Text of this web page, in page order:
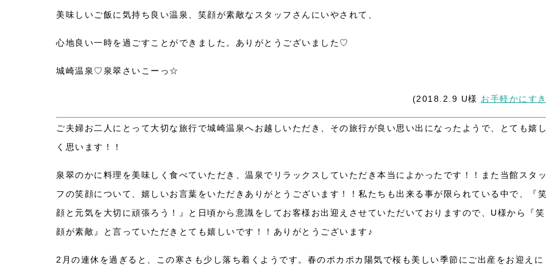
美味しいご飯に気持ち良い温泉、笑顔が素敵なスタッフさんにいやされて、
心地良い一時を過ごすことができました。ありがとうございました♡
城崎温泉♡泉翠さいこーっ☆
(2018.2.9 U様 お手軽かにすき
ご夫婦お二人にとって大切な旅行で城崎温泉へお越しいただき、その旅行が良い思い出になったようで、とても嬉し
く思います！！
泉翠のかに料理を美味しく食べていただき、温泉でリラックスしていただき本当によかったです！！また当館スタッ
フの笑顔について、嬉しいお言葉をいただきありがとうございます！！私たちも出来る事が限られている中で、『笑
顔と元気を大切に頑張ろう！』と日頃から意識をしてお客様お出迎えさせていただいておりますので、U様から『笑
顔が素敵』と言っていただきとても嬉しいです！！ありがとうございます♪
2月の連休を過ぎると、この寒さも少し落ち着くようです。春のポカポカ陽気で桜も美しい季節にご出産をお迎えに